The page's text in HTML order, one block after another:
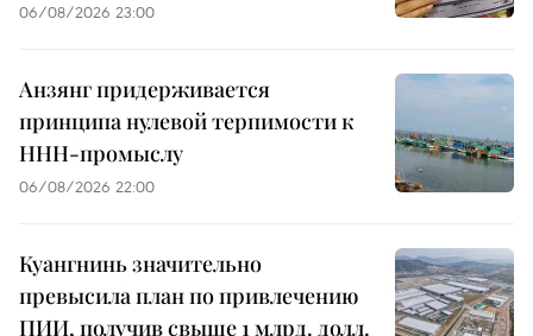
06/08/2026 23:00
Анзянг придерживается
принципа нулевой терпимости к
ННН-промыслу
06/08/2026 22:00
Куангнинь значительно
превысила план по привлечению
ПИИ, получив свыше 1 млрд. долл.